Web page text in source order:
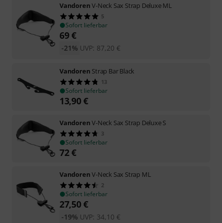
VandorenV-Neck Sax Strap Deluxe ML
5
Sofort lieferbar
69€
UVP: 87,20 €
-21%
Vandoren Strap Bar Black
13
Sofort lieferbar
13,90€
VandorenV-Neck Sax Strap Deluxe S
3
Sofort lieferbar
72€
VandorenV-Neck Sax Strap ML
2
Sofort lieferbar
27,50€
UVP: 34,10 €
-19%